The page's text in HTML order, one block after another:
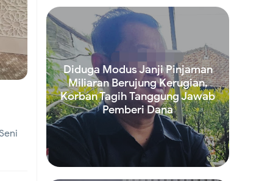
Diduga Modus Janji Pinjaman
Miliaran Berujung Kerugian,
Korban Tagih Tanggung Jawab
Pemberi Dana